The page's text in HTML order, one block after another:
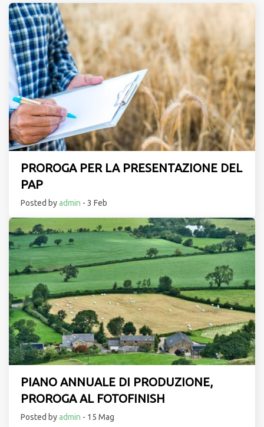
PROROGA PER LA PRESENTAZIONE DEL
PAP
Posted byadmin - 3 Feb
PIANO ANNUALE DI PRODUZIONE,
PROROGA AL FOTOFINISH
Posted byadmin - 15 Mag